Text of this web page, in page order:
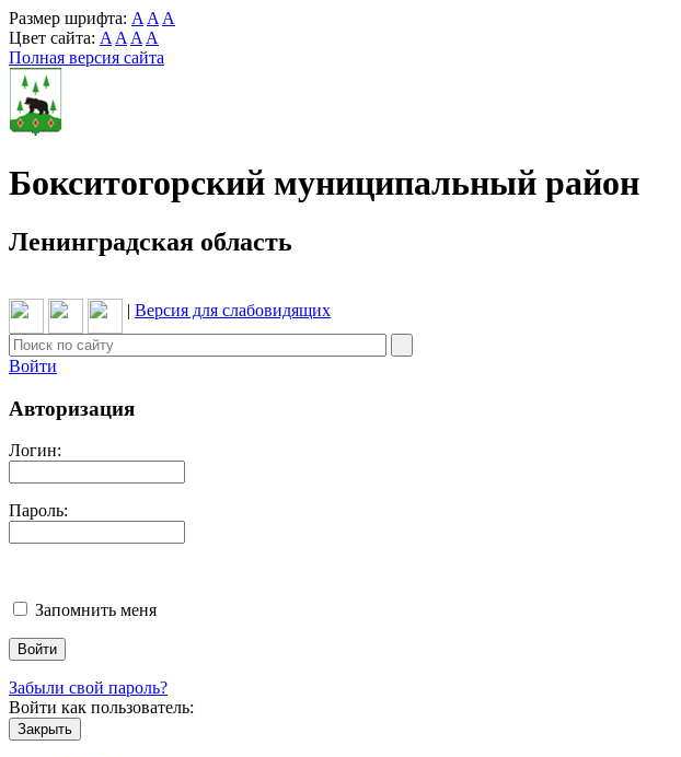
Размер шрифта: A A A
Цвет сайта: A A A A
Полная версия сайта
Бокситогорский муниципальный район
Ленинградская область
| Версия для слабовидящих
Войти
Авторизация
Логин:
Пароль:
Запомнить меня
Забыли свой пароль?
Войти как пользователь:
Закрыть